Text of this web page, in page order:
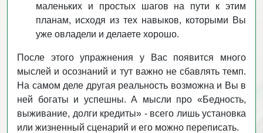
маленьких и простых шагов на пути к этим
планам, исходя из тех навыков, которыми Вы
уже овладели и делаете хорошо.
После этого упражнения у Вас появится много
мыслей и осознаний и тут важно не сбавлять темп.
На самом деле другая реальность возможна и Вы в
ней богаты и успешны. А мысли про «Бедность,
выживание, долги кредиты» - всего лишь установка
или жизненный сценарий и его можно переписать.